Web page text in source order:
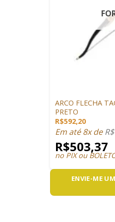
ARCO FLECHA
PRETO
R$592,20
Em até 8x deR$
R$503,37
no PIX ou
ENVIE-ME